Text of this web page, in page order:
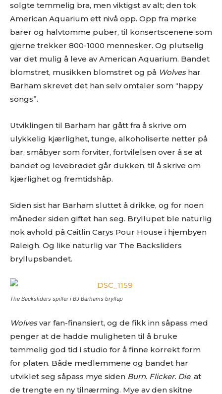
solgte temmelig bra, men viktigst av alt; den tok
American Aquarium ett nivå opp. Opp fra mørke
barer og halvtomme puber, til konsertscenene som
gjerne trekker 800-1000 mennesker. Og plutselig
var det mulig å leve av American Aquarium. Bandet
blomstret, musikken blomstret og på Wolveshar
Barham skrevet det han selv omtaler som “happy
songs”.
Utviklingen til Barham har gått fra å skrive om
ulykkelig kjærlighet, tunge, alkoholiserte netter på
bar, småbyer som forviter, fortvilelsen over å se at
bandet og levebrødet går dukken, til å skrive om
kjærlighet og fremtidshåp.
Siden sist har Barham sluttet å drikke, og for noen
måneder siden giftet han seg. Bryllupet ble naturlig
nok avhold på Caitlin Carys Pour House i hjembyen
Raleigh. Og like naturlig var The Backsliders
bryllupsbandet.
The Backsliders spiller i BJ Barhams bryllup
Wolvesvar fan-finansiert, og de fikk inn såpass med
penger at de hadde muligheten til å bruke
temmelig god tid i studio for å finne korrekt form
for platen. Både medlemmene og bandet har
utviklet seg såpass mye siden Burn. Flicker. Die. at
de trengte en ny tilnærming. Mye av den skitne